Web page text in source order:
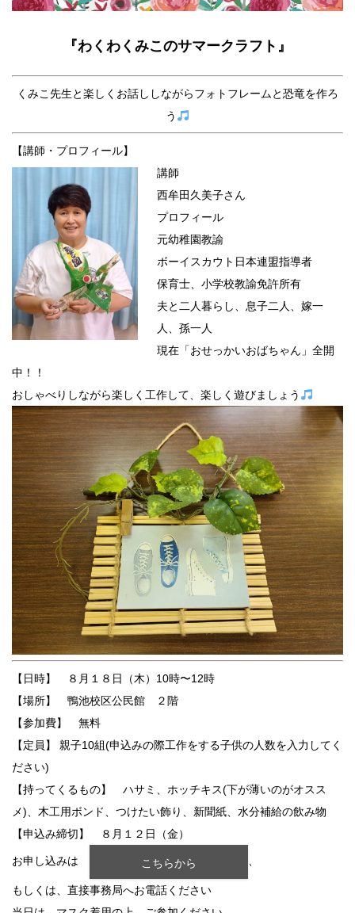
『わくわくみこのサマークラフト』
くみこ先生と楽しくお話ししながらフォトフレームと恐竜を作ろ
う
【講師・プロフィール】
講師
西牟田久美子さん
プロフィール
元幼稚園教諭
ボーイスカウト日本連盟指導者
保育士、小学校教諭免許所有
夫と二人暮らし、息子二人、嫁一
人、孫一人
現在「おせっかいおばちゃん」全開
中！！
おしゃべりしながら楽しく工作して、楽しく遊びましょう
【日時】 ８月１８日（木）10時〜12時
【場所】 鴨池校区公民館 ２階
【参加費】 無料
【定員】 親子10組(申込みの際工作をする子供の人数を入力してく
ださい)
【持ってくるもの】 ハサミ、ホッチキス(下が薄いのがオスス
メ)、木工用ボンド、つけたい飾り、新聞紙、水分補給の飲み物
【申込み締切】 ８月１２日（金）
お申し込みは こちらから 、
もしくは、直接事務局へお電話ください